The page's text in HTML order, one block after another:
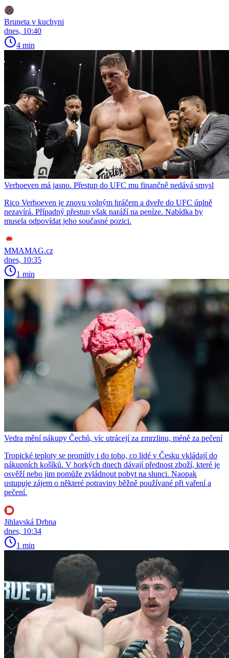
Bruneta v kuchyni
dnes, 10:40
4 min
Verhoeven má jasno. Přestup do UFC mu finančně nedává smysl
Rico Verhoeven je znovu volným hráčem a dveře do UFC úplně
nezavírá. Případný přestup však naráží na peníze. Nabídka by
musela odpovídat jeho současné pozici.
MMAMAG.cz
dnes, 10:35
1 min
Vedra mění nákupy Čechů, víc utrácejí za zmrzlinu, méně za pečení
Tropické teploty se promítly i do toho, co lidé v Česku vkládají do
nákupních košíků. V horkých dnech dávají přednost zboží, které je
osvěží nebo jim pomůže zvládnout pobyt na slunci. Naopak
ustupuje zájem o některé potraviny běžně používané při vaření a
pečení.
Jihlavská Drbna
dnes, 10:34
1 min